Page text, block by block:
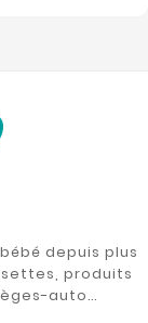
depuis plus
produits
auto…